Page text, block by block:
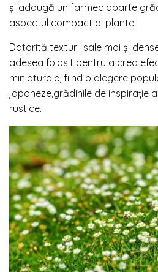
și adaugă un farmec aparte
aspectul compact al plantei.
Datorită texturii sale moi și
adesea folosit pentru a crea
miniaturale, fiind o alegere
japoneze,grădinile de inspirație
rustice.